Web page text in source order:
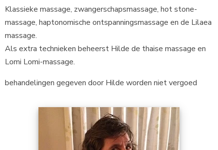
Klassieke massage, zwangerschapsmassage, hot stone-
massage, haptonomische ontspanningsmassage en de Lilaea
massage.
Als extra technieken beheerst Hilde de thaise massage en
Lomi Lomi-massage.
behandelingen gegeven door Hilde worden niet vergoed